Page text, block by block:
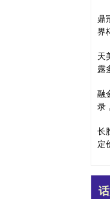
鼎
界
天
露
融
录
长
定